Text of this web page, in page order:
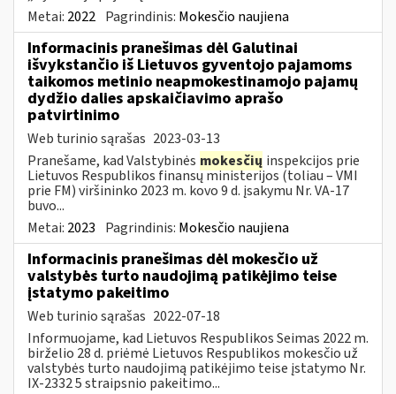
Metai: 2022 Pagrindinis: Mokesčio naujiena
Informacinis pranešimas dėl Galutinai
išvykstančio iš Lietuvos gyventojo pajamoms
taikomos metinio neapmokestinamojo pajamų
dydžio dalies apskaičiavimo aprašo
patvirtinimo
Web turinio sąrašas 2023-03-13
Pranešame, kad Valstybinės mokesčių inspekcijos prie
Lietuvos Respublikos finansų ministerijos (toliau – VMI
prie FM) viršininko 2023 m. kovo 9 d. įsakymu Nr. VA-17
buvo...
Metai: 2023 Pagrindinis: Mokesčio naujiena
Informacinis pranešimas dėl mokesčio už
valstybės turto naudojimą patikėjimo teise
įstatymo pakeitimo
Web turinio sąrašas 2022-07-18
Informuojame, kad Lietuvos Respublikos Seimas 2022 m.
birželio 28 d. priėmė Lietuvos Respublikos mokesčio už
valstybės turto naudojimą patikėjimo teise įstatymo Nr.
IX-2332 5 straipsnio pakeitimo...